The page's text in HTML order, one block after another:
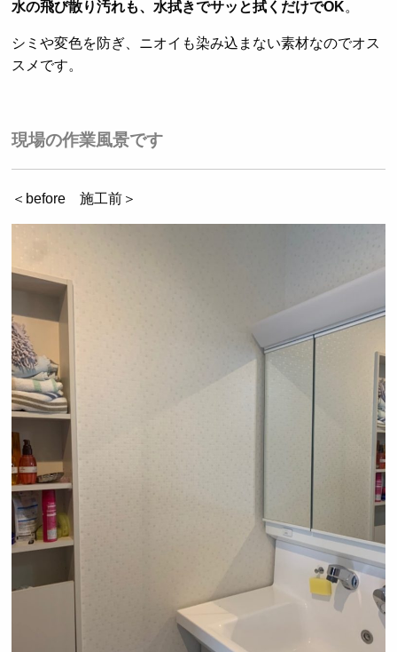
水の飛び散り汚れも、水拭きでサッと拭くだけでOK。
シミや変色を防ぎ、ニオイも染み込まない素材なのでオス
スメです。
現場の作業風景です
＜before 施工前＞